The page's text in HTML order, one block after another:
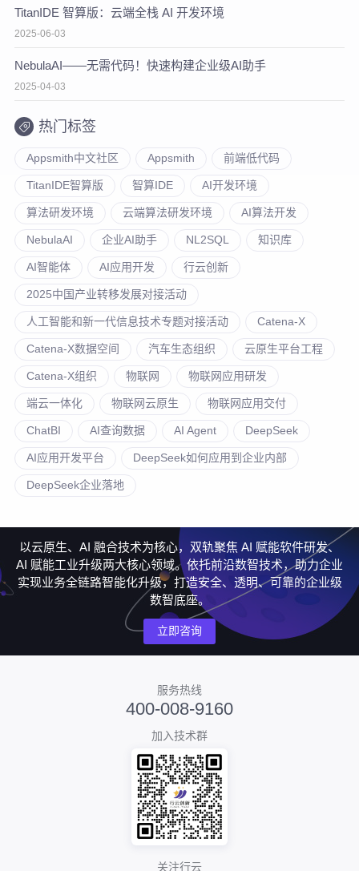
TitanIDE 智算版：云端全栈 AI 开发环境
2025-06-03
NebulaAI——无需代码！快速构建企业级AI助手
2025-04-03
热门标签
Appsmith中文社区 Appsmith 前端低代码
TitanIDE智算版 智算IDE AI开发环境
算法研发环境 云端算法研发环境 AI算法开发
NebulaAI 企业AI助手 NL2SQL 知识库
AI智能体 AI应用开发 行云创新
2025中国产业转移发展对接活动
人工智能和新一代信息技术专题对接活动 Catena-X
Catena-X数据空间 汽车生态组织 云原生平台工程
Catena-X组织 物联网 物联网应用研发
端云一体化 物联网云原生 物联网应用交付
ChatBI AI查询数据 AI Agent DeepSeek
AI应用开发平台 DeepSeek如何应用到企业内部
DeepSeek企业落地
以云原生、AI 融合技术为核心，双轨聚焦 AI 赋能软件研发、
AI 赋能工业升级两大核心领域。依托前沿数智技术，助力企业
实现业务全链路智能化升级，打造安全、透明、可靠的企业级
数智底座。
立即咨询
服务热线
400-008-9160
加入技术群
关注行云